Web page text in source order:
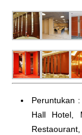
Peruntukan
Hall Hotel,